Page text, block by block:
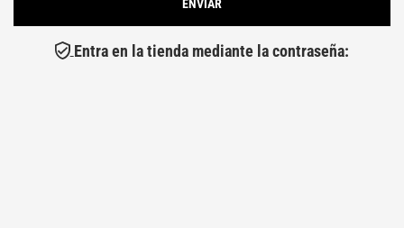
Entra en la tienda mediante la contraseña: